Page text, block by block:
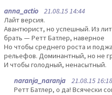
anna_actio21.08.15 14:44
Лайт версия.
Авантюрист, но успешный. Из
брать — Ретт Батлер, наверное
Но чтобы среднего роста и
рельефов. Доминантный, но не
И чтобы голодный, ненасытный.
naranja_naranja 21.08.15 16:18
Ретт Батлер, о да! Всячески